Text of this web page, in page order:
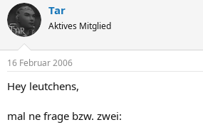
e
l
l
e
r
e
l
a
m
Tar
Aktives Mitglied
16 Februar 2006
Hey leutchens,
mal ne frage bzw. zwei: